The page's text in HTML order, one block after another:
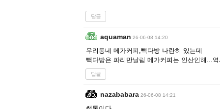
답글
aquaman 26-06-08 14:20
우리동네 메가커피,빽다방 나란히 있는데
빽다방은 파리만날림 메가커피는 인산인해...
답글
nazababara 26-06-08 14:21